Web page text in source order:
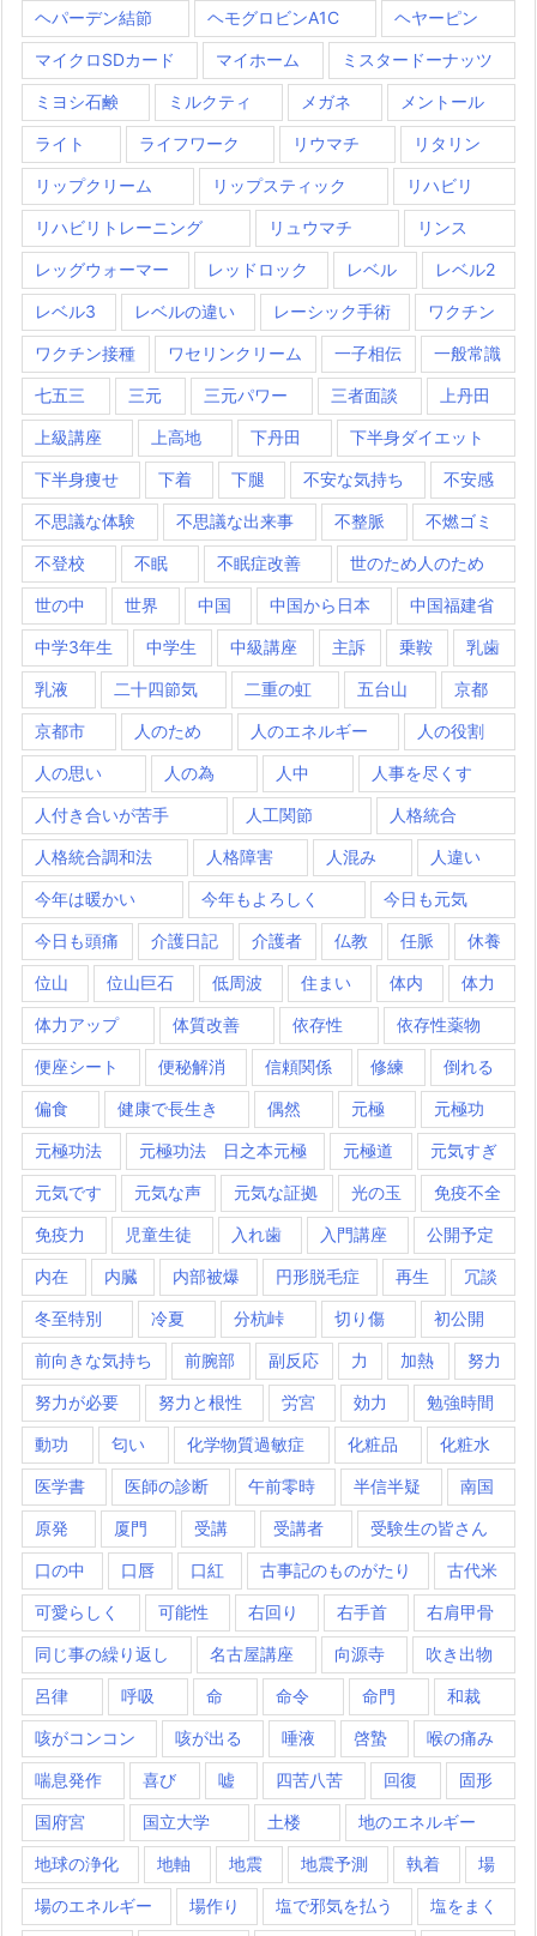
ヘパーデン結節 ヘモグロビンA1C ヘヤーピン
マイクロSDカード マイホーム ミスタードーナッツ
ミヨシ石鹸 ミルクティ メガネ メントール
ライト ライフワーク リウマチ リタリン
リップクリーム リップスティック リハビリ
リハビリトレーニング リュウマチ リンス
レッグウォーマー レッドロック レベル レベル2
レベル3 レベルの違い レーシック手術 ワクチン
ワクチン接種 ワセリンクリーム 一子相伝 一般常識
七五三 三元 三元パワー 三者面談 上丹田
上級講座 上高地 下丹田 下半身ダイエット
下半身痩せ 下着 下腿 不安な気持ち 不安感
不思議な体験 不思議な出来事 不整脈 不燃ゴミ
不登校 不眠 不眠症改善 世のため人のため
世の中 世界 中国 中国から日本 中国福建省
中学3年生 中学生 中級講座 主訴 乗鞍 乳歯
乳液 二十四節気 二重の虹 五台山 京都
京都市 人のため 人のエネルギー 人の役割
人の思い 人の為 人中 人事を尽くす
人付き合いが苦手 人工関節 人格統合
人格統合調和法 人格障害 人混み 人違い
今年は暖かい 今年もよろしく 今日も元気
今日も頭痛 介護日記 介護者 仏教 任脈 休養
位山 位山巨石 低周波 住まい 体内 体力
体力アップ 体質改善 依存性 依存性薬物
便座シート 便秘解消 信頼関係 修練 倒れる
偏食 健康で長生き 偶然 元極 元極功
元極功法 元極功法 日之本元極 元極道 元気すぎ
元気です 元気な声 元気な証拠 光の玉 免疫不全
免疫力 児童生徒 入れ歯 入門講座 公開予定
内在 内臓 内部被爆 円形脱毛症 再生 冗談
冬至特別 冷夏 分杭峠 切り傷 初公開
前向きな気持ち 前腕部 副反応 力 加熱 努力
努力が必要 努力と根性 労宮 効力 勉強時間
動功 匂い 化学物質過敏症 化粧品 化粧水
医学書 医師の診断 午前零時 半信半疑 南国
原発 厦門 受講 受講者 受験生の皆さん
口の中 口唇 口紅 古事記のものがたり 古代米
可愛らしく 可能性 右回り 右手首 右肩甲骨
同じ事の繰り返し 名古屋講座 向源寺 吹き出物
呂律 呼吸 命 命令 命門 和裁
咳がコンコン 咳が出る 唾液 啓蟄 喉の痛み
喘息発作 喜び 嘘 四苦八苦 回復 固形
国府宮 国立大学 土楼 地のエネルギー
地球の浄化 地軸 地震 地震予測 執着 場
場のエネルギー 場作り 塩で邪気を払う 塩をまく